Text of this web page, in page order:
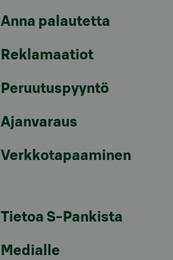
Anna palautetta
Reklamaatiot
Peruutuspyyntö
Ajanvaraus
Verkkotapaaminen
Tietoa S-Pankista
Medialle